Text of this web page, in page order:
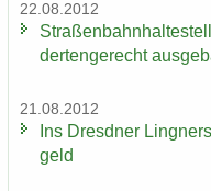
22.08.2012
der­ten­ge­recht
21.08.2012
Ins Dresd­ner
geld